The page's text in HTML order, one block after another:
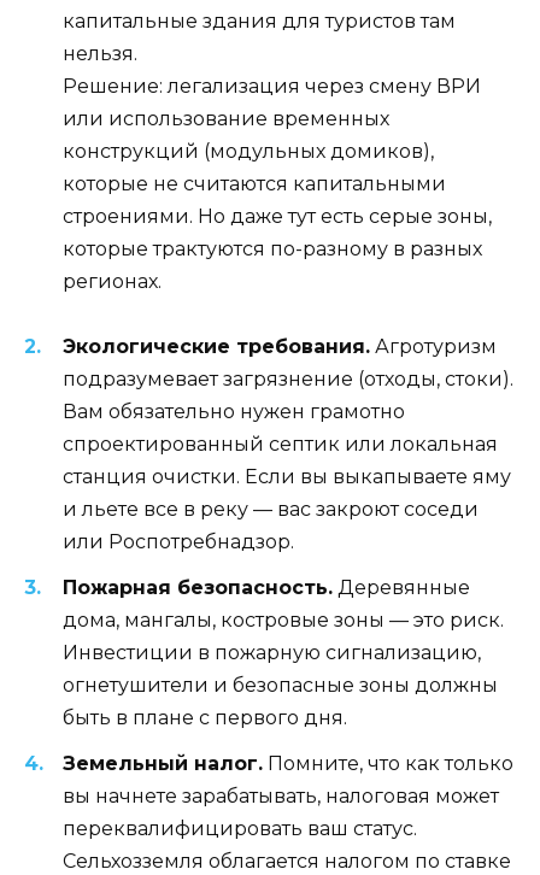
капитальные здания для туристов там
нельзя.
Решение: легализация через смену ВРИ
или использование временных
конструкций (модульных домиков),
которые не считаются капитальными
строениями. Но даже тут есть серые зоны,
которые трактуются по-разному в разных
регионах.
Экологические требования. Агротуризм
подразумевает загрязнение (отходы, стоки).
Вам обязательно нужен грамотно
спроектированный септик или локальная
станция очистки. Если вы выкапываете яму
и льете все в реку — вас закроют соседи
или Роспотребнадзор.
Пожарная безопасность. Деревянные
дома, мангалы, костровые зоны — это риск.
Инвестиции в пожарную сигнализацию,
огнетушители и безопасные зоны должны
быть в плане с первого дня.
Земельный налог. Помните, что как только
вы начнете зарабатывать, налоговая может
переквалифицировать ваш статус.
Сельхозземля облагается налогом по ставке